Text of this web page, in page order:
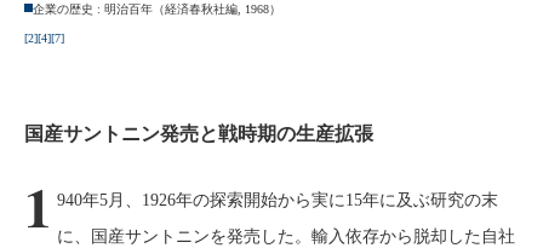
企業の歴史 : 明治百年（経済春秋社編, 1968）
[2][4][7]
国産サントニン発売と戦時期の生産拡張
1 940年5月、1926年の探索開始から実に15年に及ぶ研究の末
に、国産サントニンを発売した。輸入依存から脱却した自社